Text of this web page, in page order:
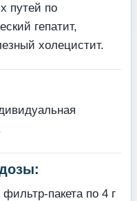
путей по
гепатит,
холецистит.
пакета по 4 г